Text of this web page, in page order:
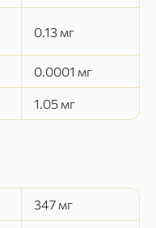
0.13 мг
0.0001 мг
1.05 мг
347 мг